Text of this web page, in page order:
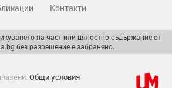
Контакти
на част или цялостно съдържание от
без разрешение е забранено.
Общи условия